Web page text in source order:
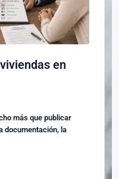
en
más que publicar
documentación, la